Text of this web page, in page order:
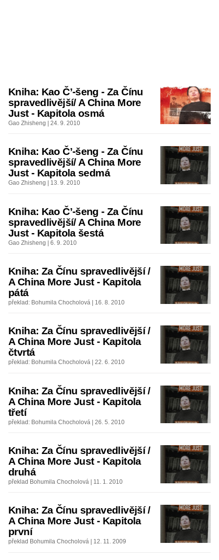
Kniha: Kao Č’-šeng - Za Čínu
spravedlivější/ A China More
Just - Kapitola osmá
Gao Zhisheng | 24. 9. 2010
Kniha: Kao Č’-šeng - Za Čínu
spravedlivější/ A China More
Just - Kapitola sedmá
Gao Zhisheng | 13. 9. 2010
Kniha: Kao Č’-šeng - Za Čínu
spravedlivější/ A China More
Just - Kapitola šestá
Gao Zhisheng | 6. 9. 2010
Kniha: Za Čínu spravedlivější /
A China More Just - Kapitola
pátá
překlad: Bohumila Chocholová | 16. 8. 2010
Kniha: Za Čínu spravedlivější /
A China More Just - Kapitola
čtvrtá
překlad: Bohumila Chocholová | 22. 6. 2010
Kniha: Za Čínu spravedlivější /
A China More Just - Kapitola
třetí
překlad: Bohumila Chocholová | 26. 5. 2010
Kniha: Za Čínu spravedlivější /
A China More Just - Kapitola
druhá
překlad Bohumila Chocholová | 11. 1. 2010
Kniha: Za Čínu spravedlivější /
A China More Just - Kapitola
první
překlad Bohumila Chocholová | 12. 11. 2009